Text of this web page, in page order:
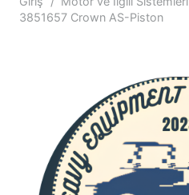
3851657 Crown AS-Piston